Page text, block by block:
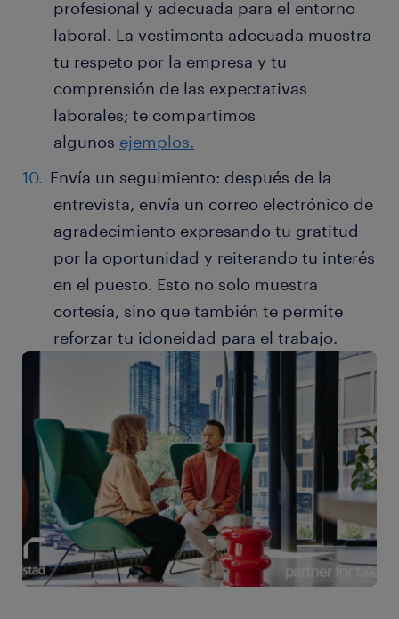
profesional y adecuada para el entorno
laboral. La vestimenta adecuada muestra
tu respeto por la empresa y tu
comprensión de las expectativas
laborales; te compartimos
algunos ejemplos.
Envía un seguimiento: después de la
entrevista, envía un correo electrónico de
agradecimiento expresando tu gratitud
por la oportunidad y reiterando tu interés
en el puesto. Esto no solo muestra
cortesía, sino que también te permite
reforzar tu idoneidad para el trabajo.